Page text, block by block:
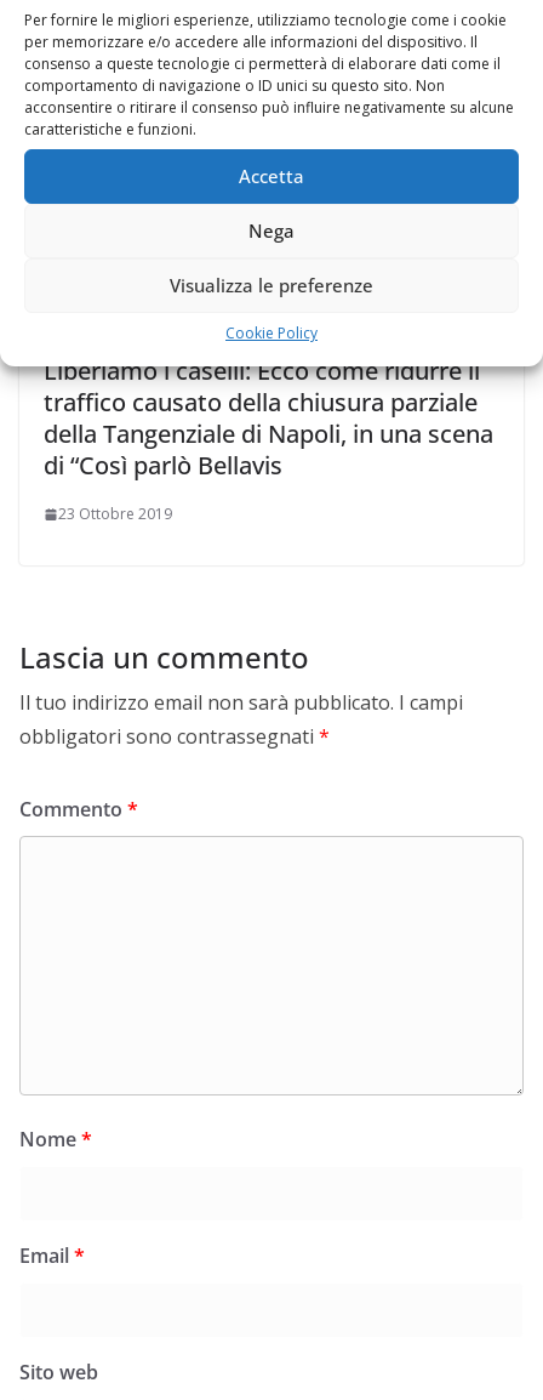
Per fornire le migliori esperienze, utilizziamo tecnologie come i cookie
per memorizzare e/o accedere alle informazioni del dispositivo. Il
consenso a queste tecnologie ci permetterà di elaborare dati come il
comportamento di navigazione o ID unici su questo sito. Non
acconsentire o ritirare il consenso può influire negativamente su alcune
caratteristiche e funzioni.
Accetta
Nega
Visualizza le preferenze
Cookie Policy
Ecco come risolvere e ridurre il traffico
causato della chisura parziale della
tangenziale di Napoli, in una scena di
Liberiamo i caselli: Ecco come ridurre il
traffico causato della chiusura parziale
della Tangenziale di Napoli, in una scena
di “Così parlò Bellavis
23 Ottobre 2019
Lascia un commento
Il tuo indirizzo email non sarà pubblicato. I campi
obbligatori sono contrassegnati *
Commento *
Nome*
Email*
Sito web